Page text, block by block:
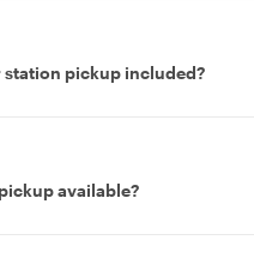
station pickup included?
available?